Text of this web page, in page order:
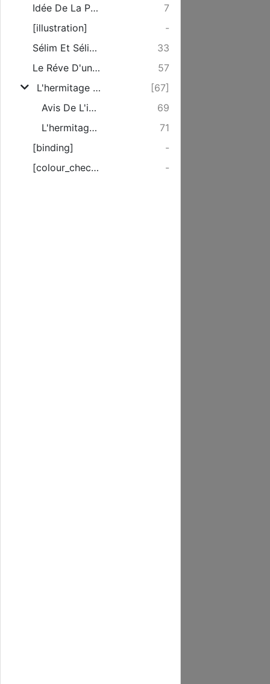
Idée De La Poeste Allemande.
7
[illustration]
-
Sélim Et Sélima, Poeme.
33
Le Réve D'un Musulman.
57
L'hermitage De Beauvais, Conte.
[67]
Avis De L'imprimeur.
69
L'hermitage De Beauvais, Conte.
71
[binding]
-
[colour_checker]
-